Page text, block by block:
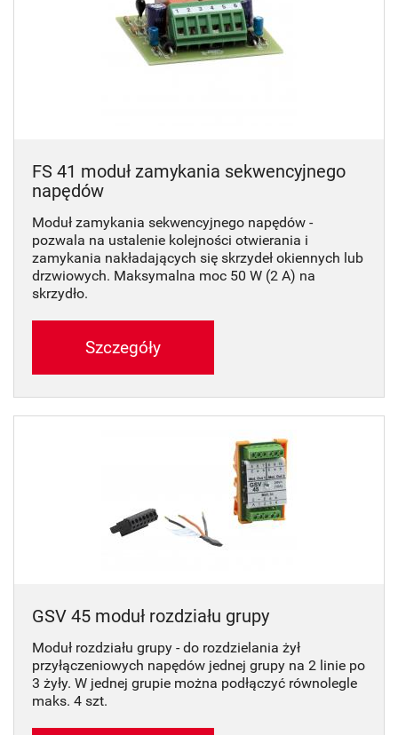
FS 41 moduł zamykania sekwencyjnego
napędów
Moduł zamykania sekwencyjnego napędów -
pozwala na ustalenie kolejności otwierania i
zamykania nakładających się skrzydeł okiennych lub
drzwiowych. Maksymalna moc 50 W (2 A) na
skrzydło.
Szczegóły
GSV 45 moduł rozdziału grupy
Moduł rozdziału grupy - do rozdzielania żył
przyłączeniowych napędów jednej grupy na 2 linie po
3 żyły. W jednej grupie można podłączyć równolegle
maks. 4 szt.